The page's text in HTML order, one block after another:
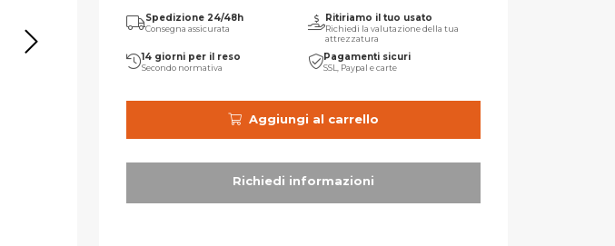
Spedizione 24/48h
Consegna assicurata
Ritiriamo il tuo usato
Richiedi la valutazione della tua
attrezzatura
14 giorni per il reso
Secondo normativa
Pagamenti sicuri
SSL, Paypal e carte
Aggiungi al carrello